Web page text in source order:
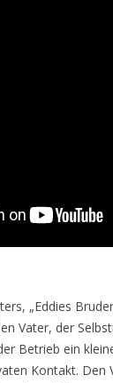
„Eddies
Vater, der
Betrieb ein
Kontakt. Den